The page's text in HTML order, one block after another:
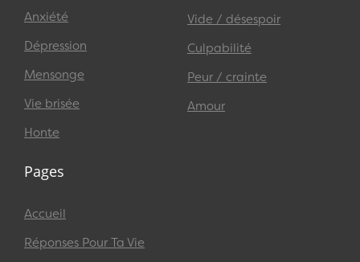
Anxiété
Dépression
Mensonge
Vie brisée
Honte
Vide / désespoir
Culpabilité
Peur / crainte
Amour
Pages
Accueil
Réponses Pour Ta Vie